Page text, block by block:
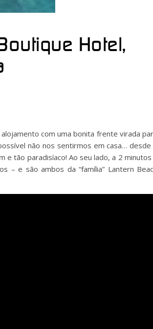
Hotel,
com uma bonita frente virada
não nos sentirmos em casa… desde
tão paradisíaco! Ao seu lado, a 2 minutos
– e são ambos da “família” Lantern